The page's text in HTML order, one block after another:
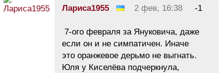
Лариса1955 2 фев, 16:38 -1
7-ого февраля за Януковича, даже
если он и не симпатичен. Иначе
это оранжевое дерьмо не выгнать.
Юля у Киселёва подчеркнула,